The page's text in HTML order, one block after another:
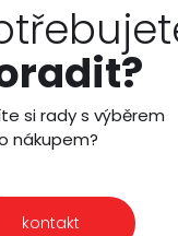
si rady s výběrem
nákupem?
kontakt